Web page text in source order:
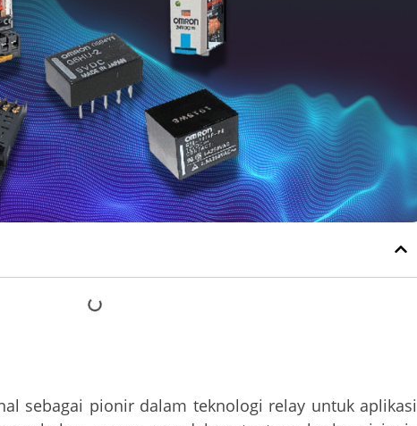
sebagai pionir dalam teknologi relay untuk aplikasi